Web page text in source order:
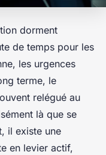
dorment
de temps pour les
les urgences
terme, le
relégué au
là que se
il existe une
en levier actif,